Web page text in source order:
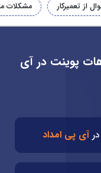
از تعمیرکار مشکلات
پوینت در آی
درآی پی امداد